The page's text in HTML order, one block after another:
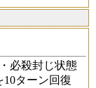
必殺封じ状態
10ターン回復